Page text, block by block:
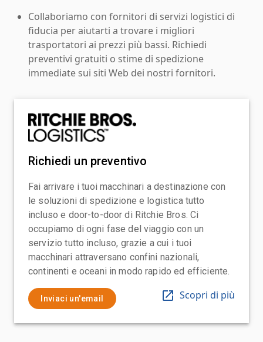
Collaboriamo con fornitori di servizi logistici di
fiducia per aiutarti a trovare i migliori
trasportatori ai prezzi più bassi. Richiedi
preventivi gratuiti o stime di spedizione
immediate sui siti Web dei nostri fornitori.
Richiedi un preventivo
Fai arrivare i tuoi macchinari a destinazione con
le soluzioni di spedizione e logistica tutto
incluso e door-to-door di Ritchie Bros. Ci
occupiamo di ogni fase del viaggio con un
servizio tutto incluso, grazie a cui i tuoi
macchinari attraversano confini nazionali,
continenti e oceani in modo rapido ed efficiente.
Inviaci un'email Scopri di più